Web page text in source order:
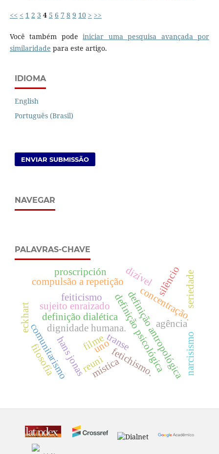
<< < 1 2 3 4 5 6 7 8 9 10 > >>
Você também podeiniciar uma pesquisa avançada por
similaridade para este artigo.
IDIOMA
English
Português (Brasil)
ENVIAR SUBMISSÃO
NAVEGAR
PALAVRAS-CHAVE
hans jonas
dignidade humana.definição psicológica
definição dialética definição antropológica
concentração.
transe
compulsão a repetição
filme
sujeito enraizado
agência
comunitarismo fetichismo.
uno
silêncio
mística
eckhart
dizível
narcisismo
seriedade
feiticismo
proscripción
filosofía reuni